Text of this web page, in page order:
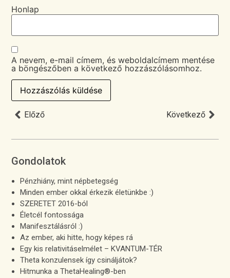
Gondolatok
Pénzhiány, mint népbetegség
Minden ember okkal érkezik életünkbe :)
SZERETET 2016-ból
Életcél fontossága
Manifesztálásról :)
Az ember, aki hitte, hogy képes rá
Egy kis relativitáselmélet – KVANTUM-TÉR
Theta konzulensek így csináljátok?
Hitmunka a ThetaHealing®-ben
Honlap
A nevem, e-mail címem, és weboldalcímem mentése
a böngészőben a következő hozzászólásomhoz.
Előző Következő